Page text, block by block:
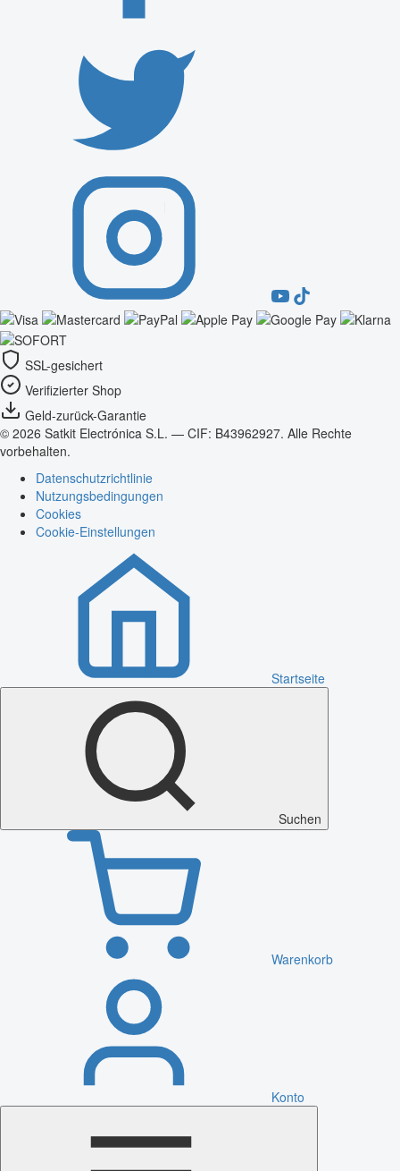
SSL-gesichert
Verifizierter Shop
Geld-zurück-Garantie
© 2026 Satkit Electrónica S.L. — CIF: B43962927. Alle Rechte
vorbehalten.
Datenschutzrichtlinie
Nutzungsbedingungen
Cookies
Cookie-Einstellungen
Startseite
Suchen
Warenkorb
Konto